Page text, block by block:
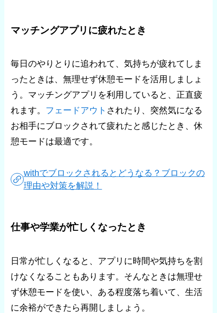
マッチングアプリに疲れたとき
毎日のやりとりに追われて、気持ちが疲れてしま
ったときは、無理せず休憩モードを活用しましょ
う。マッチングアプリを利用していると、正直疲
れます。 フェードアウト されたり、突然気になる
お相手にブロックされて疲れたと感じたとき、休
憩モードは最適です。
withでブロックされるとどうなる？ブロックの
理由や対策を解説！
仕事や学業が忙しくなったとき
日常が忙しくなると、アプリに時間や気持ちを割
けなくなることもあります。そんなときは無理せ
ず休憩モードを使い、ある程度落ち着いて、生活
に余裕ができたら再開しましょう。